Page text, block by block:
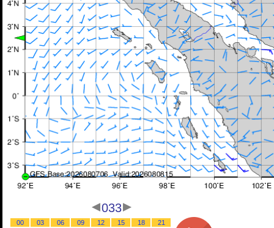
033
00 03 06 09 12 15 18
21